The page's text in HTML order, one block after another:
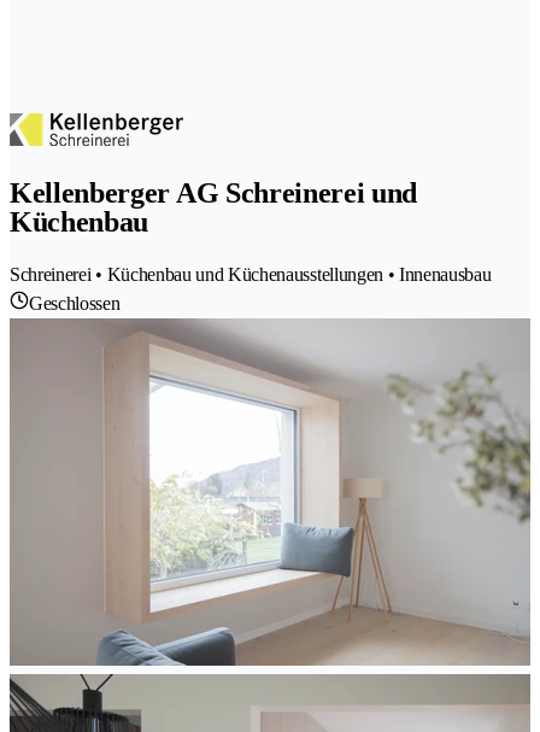
Kellenberger AG Schreinerei und
Küchenbau
Schreinerei • Küchenbau und Küchenausstellungen • Innenausbau
Geschlossen